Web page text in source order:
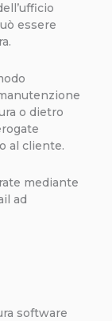
essere
o dietro
al cliente.
mediante
ad
software